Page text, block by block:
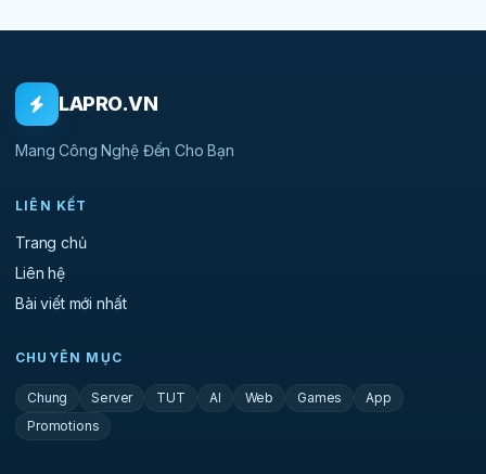
LAPRO.VN
Mang Công Nghệ Đến Cho Bạn
LIÊN KẾT
Trang chủ
Liên hệ
Bài viết mới nhất
CHUYÊN MỤC
Chung Server TUT AI Web Games
App
Promotions